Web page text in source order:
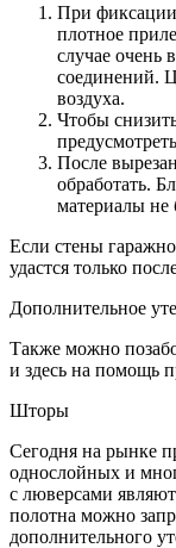
При фиксации
плотное
случае очень
соединений.
воздуха.
Чтобы
После
обработать.
материалы не
Если стены
удастся только
Дополнительное
Также можно
и здесь на помощь
Шторы
Сегодня на рынке
однослойных и
с люверсами
полотна можно
дополнительного